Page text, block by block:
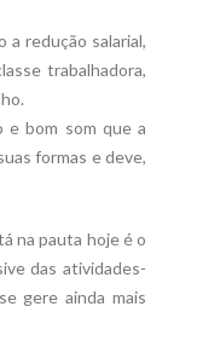
redução salarial,
trabalhadora,
bom som que a
formas e deve,
na pauta hoje é o
das atividades-
gere ainda mais